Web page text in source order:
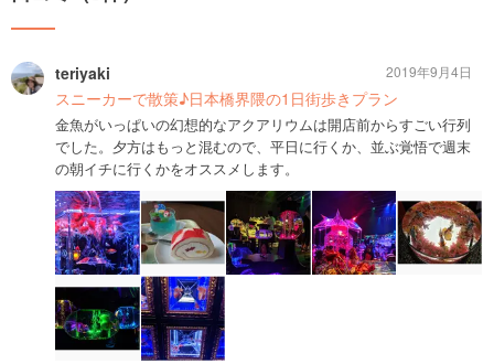
teriyaki
スニーカーで散策♪日本橋界隈の1日街歩きプラン
金魚がいっぱいの幻想的なアクアリウムは開店前からすごい行列
でした。夕方はもっと混むので、平日に行くか、並ぶ覚悟で週末
の朝イチに行くかをオススメします。
2019年9月4日